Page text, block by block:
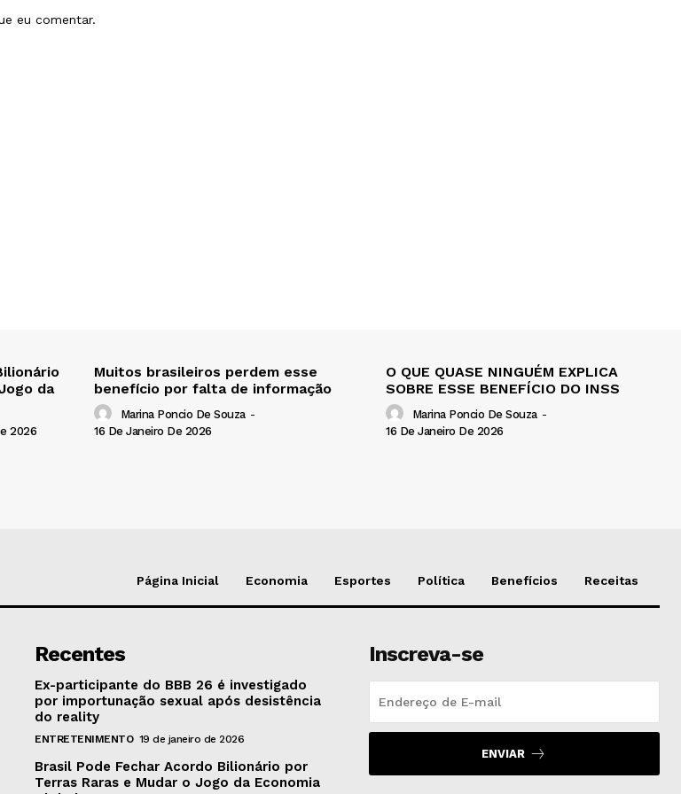
eu comentar.
da
2026
Muitos brasileiros perdem esse
benefício por falta de informação
Marina Poncio De Souza -
16 De Janeiro De 2026
O QUE QUASE NINGUÉM EXPLICA
SOBRE ESSE BENEFÍCIO DO INSS
Marina Poncio De Souza -
16 De Janeiro De 2026
Página Inicial Economia Esportes Política Benefícios Receitas
Recentes
Ex-participante do BBB 26 é investigado
por importunação sexual após desistência
do reality
ENTRETENIMENTO 19 de janeiro de 2026
Brasil Pode Fechar Acordo Bilionário por
Terras Raras e Mudar o Jogo da Economia
Inscreva-se
ENVIAR